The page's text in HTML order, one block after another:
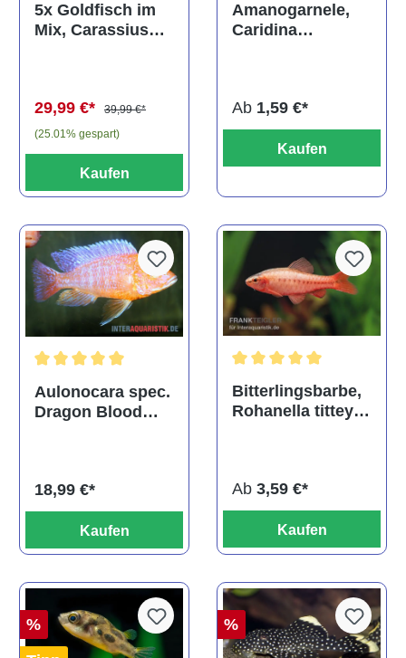
5x Goldfisch im
Mix, Carassius
29,99 €*
39,99 €*
(25.01% gespart)
Kaufen
Amanogarnele,
Caridina
Ab 1,59 €*
Kaufen
Durchschnittliche Bewertung von 5 von 5 Sternen
Aulonocara spec.
Dragon Blood
18,99 €*
Kaufen
Bitterlingsbarbe,
Rohanella titteya,
Ab 3,59 €*
Kaufen
%
%